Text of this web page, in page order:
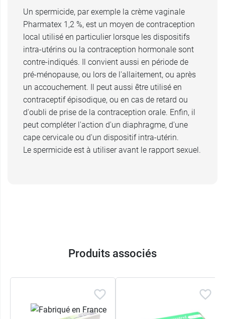
rapport, sachant qu'une dose de crème devra
être réappliquée en cas de rapports multiples.
Si un traitement par voie vaginale est nécessaire,
il faut stopper l'application de Pharmatex et la
reprendre une fois ce traitement terminé.
Prévenez votre médecin ou pharmacien en cas
de prise d'autres médicaments ou en cas de
doute concernant l'emploi de la crème
Pharmatex. Au cours de la grossesse,
l'utilisation de cette crème n'expose pas à un
risque particulier et reste possible durant
ovules Pharmatex.
Un spermicide, par exemple la crème vaginale
Pharmatex 1,2 %, est un moyen de contraception
local utilisé en particulier lorsque les dispositifs
intra-utérins ou la contraception hormonale sont
contre-indiqués. Il convient aussi en période de
pré-ménopause, ou lors de l'allaitement, ou après
un accouchement. Il peut aussi être utilisé en
contraceptif épisodique, ou en cas de retard ou
d'oubli de prise de la contraception orale. Enfin, il
peut compléter l'action d'un diaphragme, d'une
cape cervicale ou d'un dispositif intra-utérin.
Le spermicide est à utiliser avant le rapport sexuel.
Produits associés